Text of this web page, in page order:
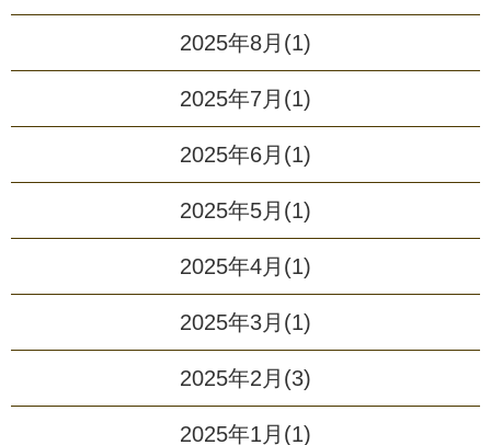
2025年8月(1)
2025年7月(1)
2025年6月(1)
2025年5月(1)
2025年4月(1)
2025年3月(1)
2025年2月(3)
2025年1月(1)